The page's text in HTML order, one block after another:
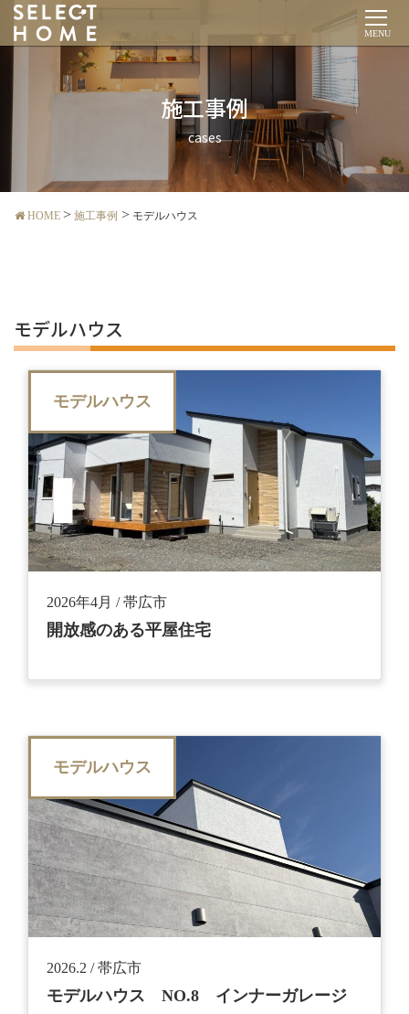
MENU
施工事例
cases
HOME 施工事例 モデルハウス
モデルハウス
モデルハウス
2026年4月 / 帯広市
開放感のある平屋住宅
モデルハウス
2026.2 / 帯広市
モデルハウス NO.8 インナーガレージ